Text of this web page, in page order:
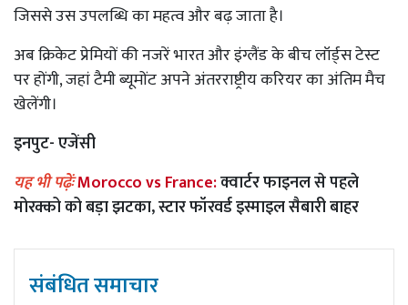
जिससे उस उपलब्धि का महत्व और बढ़ जाता है।
अब क्रिकेट प्रेमियों की नजरें भारत और इंग्लैंड के बीच लॉर्ड्स टेस्ट
पर होंगी, जहां टैमी ब्यूमोंट अपने अंतरराष्ट्रीय करियर का अंतिम मैच
खेलेंगी।
इनपुट- एजेंसी
यह भी पढ़ेंःMorocco vs France:क्वार्टर फाइनल से पहले
मोरक्को को बड़ा झटका, स्टार फॉरवर्ड इस्माइल सैबारी बाहर
संबंधित समाचार